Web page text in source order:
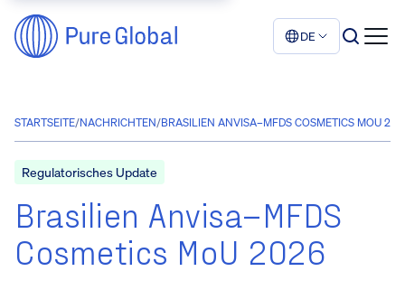
DE
STARTSEITE/NACHRICHTEN/BRASILIEN ANVISA–MFDS COSMETICS MOU
Regulatorisches Update
Brasilien Anvisa–MFDS
Cosmetics MoU 2026